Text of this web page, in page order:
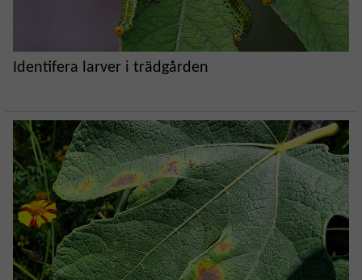
Identifera larver i trädgården